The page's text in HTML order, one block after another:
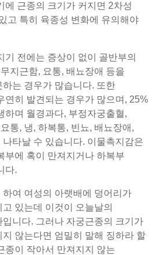
에 근종의 크기가 커지면 2차성
고 특히 육종성 변화에 유의해야
기 전에는 증상이 없이 골반부의
지근함, 요통, 배뇨장애 등을
는 경우가 많습니다. 또한
연히 발견되는 경우가 많으며, 25%
하며 월경과다, 부정자궁출혈,
통, 냉, 하복통, 빈뇨, 배뇨장애,
나타날 수 있습니다. 이물촉지감은
부에 혹이 만져지거나 하복부
다.
여 여성의 아랫배에 덩어리가
있는데 이것이 오늘날의
니다. 그러나 자궁근종의 크기가
않는다면 엄밀히 말해 징하라 할
종이 작아서 만져지지 않는